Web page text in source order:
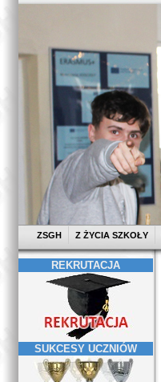
ZSGH Z ŻYCIA SZKOŁY
REKRUTACJA
SUKCESY UCZNIÓW